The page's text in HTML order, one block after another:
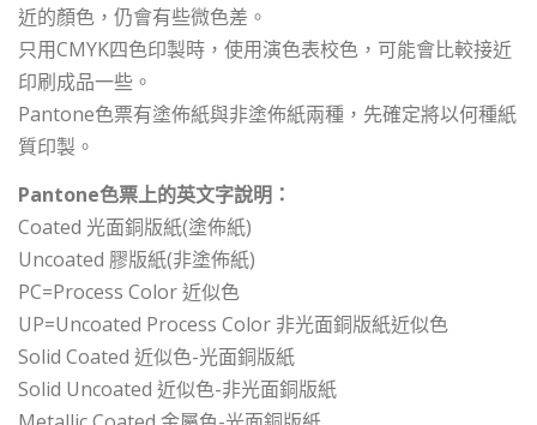
近的顏色，仍會有些微色差。
只用CMYK四色印製時，使用演色表校色，可能會比較接近
印刷成品一些。
Pantone色票有塗佈紙與非塗佈紙兩種，先確定將以何種紙
質印製。
Pantone色票上的英文字說明：
Coated 光面銅版紙(塗佈紙)
Uncoated 膠版紙(非塗佈紙)
PC=Process Color 近似色
UP=Uncoated Process Color 非光面銅版紙近似色
Solid Coated 近似色-光面銅版紙
Solid Uncoated 近似色-非光面銅版紙